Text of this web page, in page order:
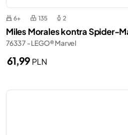
6+ 135 2
Miles Morales kontra Spider-
76337 - LEGO® Marvel
61,99PLN